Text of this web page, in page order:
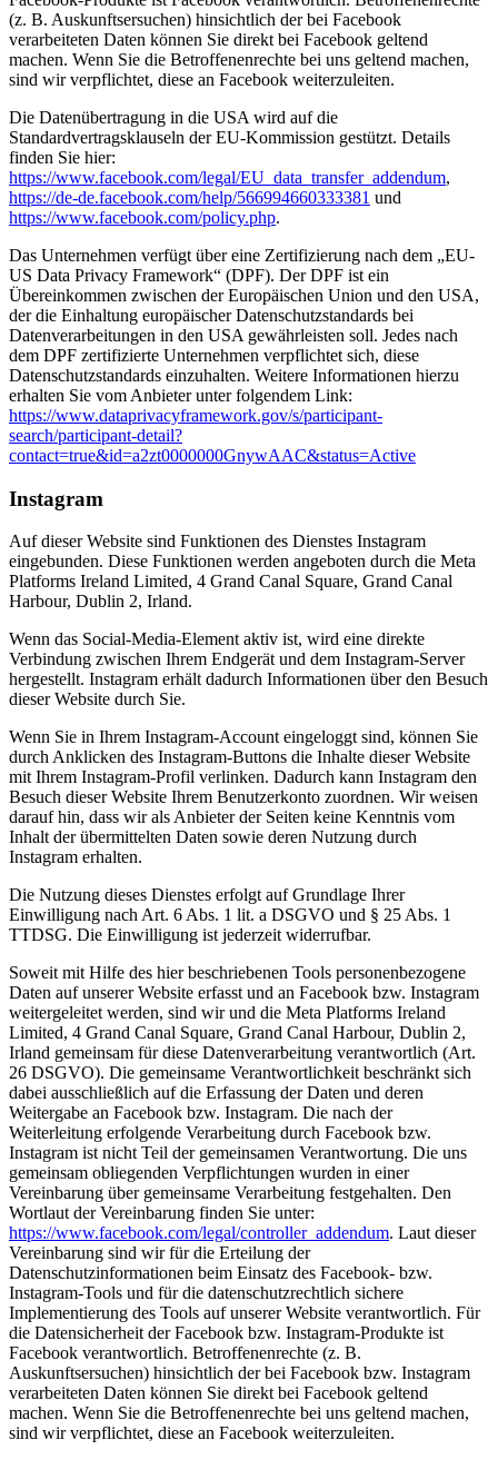
(z. B. Auskunftsersuchen) hinsichtlich der bei Facebook
verarbeiteten Daten können Sie direkt bei Facebook geltend
machen. Wenn Sie die Betroffenenrechte bei uns geltend machen,
sind wir verpflichtet, diese an Facebook weiterzuleiten.
Die Datenübertragung in die USA wird auf die
Standardvertragsklauseln der EU-Kommission gestützt. Details
finden Sie hier:
https://www.facebook.com/legal/EU_data_transfer_addendum,
https://de-de.facebook.com/help/566994660333381 und
https://www.facebook.com/policy.php.
Das Unternehmen verfügt über eine Zertifizierung nach dem „EU-
US Data Privacy Framework“ (DPF). Der DPF ist ein
Übereinkommen zwischen der Europäischen Union und den USA,
der die Einhaltung europäischer Datenschutzstandards bei
Datenverarbeitungen in den USA gewährleisten soll. Jedes nach
dem DPF zertifizierte Unternehmen verpflichtet sich, diese
Datenschutzstandards einzuhalten. Weitere Informationen hierzu
erhalten Sie vom Anbieter unter folgendem Link:
https://www.dataprivacyframework.gov/s/participant-
search/participant-detail?
contact=true&id=a2zt0000000GnywAAC&status=Active
Instagram
Auf dieser Website sind Funktionen des Dienstes Instagram
eingebunden. Diese Funktionen werden angeboten durch die Meta
Platforms Ireland Limited, 4 Grand Canal Square, Grand Canal
Harbour, Dublin 2, Irland.
Wenn das Social-Media-Element aktiv ist, wird eine direkte
Verbindung zwischen Ihrem Endgerät und dem Instagram-Server
hergestellt. Instagram erhält dadurch Informationen über den Besuch
dieser Website durch Sie.
Wenn Sie in Ihrem Instagram-Account eingeloggt sind, können Sie
durch Anklicken des Instagram-Buttons die Inhalte dieser Website
mit Ihrem Instagram-Profil verlinken. Dadurch kann Instagram den
Besuch dieser Website Ihrem Benutzerkonto zuordnen. Wir weisen
darauf hin, dass wir als Anbieter der Seiten keine Kenntnis vom
Inhalt der übermittelten Daten sowie deren Nutzung durch
Instagram erhalten.
Die Nutzung dieses Dienstes erfolgt auf Grundlage Ihrer
Einwilligung nach Art. 6 Abs. 1 lit. a DSGVO und § 25 Abs. 1
TTDSG. Die Einwilligung ist jederzeit widerrufbar.
Soweit mit Hilfe des hier beschriebenen Tools personenbezogene
Daten auf unserer Website erfasst und an Facebook bzw. Instagram
weitergeleitet werden, sind wir und die Meta Platforms Ireland
Limited, 4 Grand Canal Square, Grand Canal Harbour, Dublin 2,
Irland gemeinsam für diese Datenverarbeitung verantwortlich (Art.
26 DSGVO). Die gemeinsame Verantwortlichkeit beschränkt sich
dabei ausschließlich auf die Erfassung der Daten und deren
Weitergabe an Facebook bzw. Instagram. Die nach der
Weiterleitung erfolgende Verarbeitung durch Facebook bzw.
Instagram ist nicht Teil der gemeinsamen Verantwortung. Die uns
gemeinsam obliegenden Verpflichtungen wurden in einer
Vereinbarung über gemeinsame Verarbeitung festgehalten. Den
Wortlaut der Vereinbarung finden Sie unter:
https://www.facebook.com/legal/controller_addendum. Laut dieser
Vereinbarung sind wir für die Erteilung der
Datenschutzinformationen beim Einsatz des Facebook- bzw.
Instagram-Tools und für die datenschutzrechtlich sichere
Implementierung des Tools auf unserer Website verantwortlich. Für
die Datensicherheit der Facebook bzw. Instagram-Produkte ist
Facebook verantwortlich. Betroffenenrechte (z. B.
Auskunftsersuchen) hinsichtlich der bei Facebook bzw. Instagram
verarbeiteten Daten können Sie direkt bei Facebook geltend
machen. Wenn Sie die Betroffenenrechte bei uns geltend machen,
sind wir verpflichtet, diese an Facebook weiterzuleiten.